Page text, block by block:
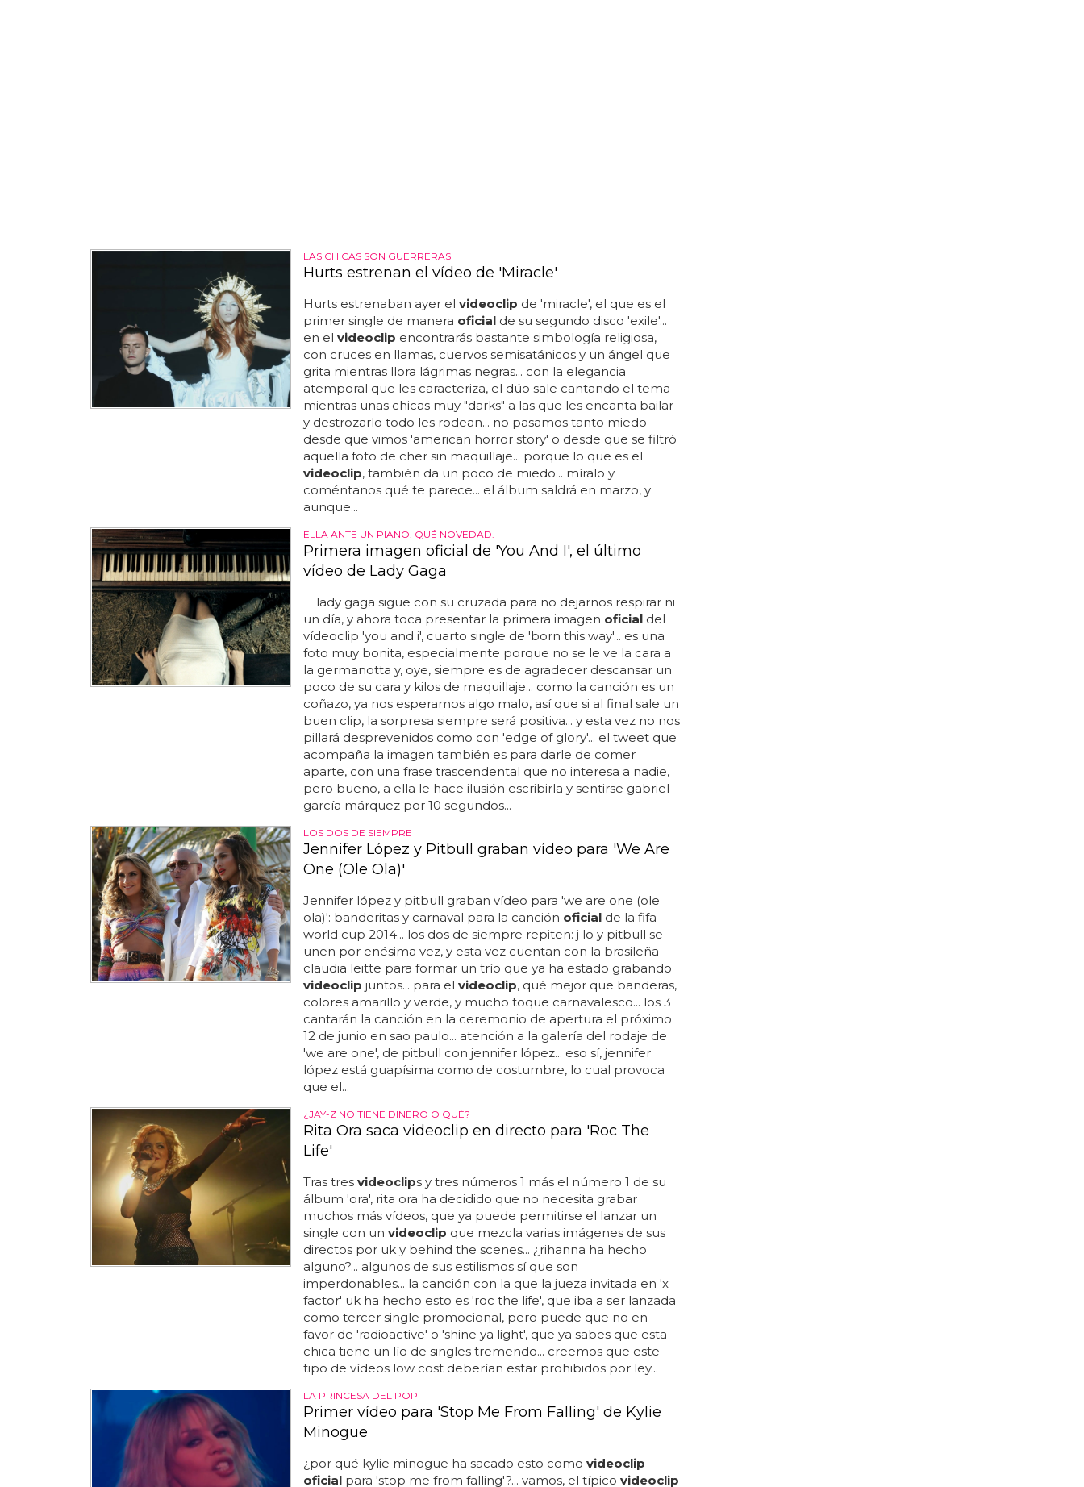
LAS CHICAS SON GUERRERAS
Hurts estrenan el vídeo de 'Miracle'
Hurts estrenaban ayer el videoclip de 'miracle', el que es el
primer single de manera oficialde su segundo disco 'exile'...
en el videoclip encontrarás bastante simbología religiosa,
con cruces en llamas, cuervos semisatánicos y un ángel que
grita mientras llora lágrimas negras... con la elegancia
atemporal que les caracteriza, el dúo sale cantando el tema
mientras unas chicas muy "darks" a las que les encanta bailar
y destrozarlo todo les rodean... no pasamos tanto miedo
desde que vimos 'american horror story' o desde que se filtró
aquella foto de cher sin maquillaje... porque lo que es el
videoclip, también da un poco de miedo... míralo y
coméntanos qué te parece... el álbum saldrá en marzo, y
aunque...
ELLA ANTE UN PIANO. QUÉ NOVEDAD.
Primera imagen oficial de 'You And I', el último
vídeo de Lady Gaga
lady gaga sigue con su cruzada para no dejarnos respirar ni
un día, y ahora toca presentar la primera imagen oficialdel
vídeoclip 'you and i', cuarto single de 'born this way'... es una
foto muy bonita, especialmente porque no se le ve la cara a
la germanotta y, oye, siempre es de agradecer descansar un
poco de su cara y kilos de maquillaje... como la canción es un
coñazo, ya nos esperamos algo malo, así que si al final sale un
buen clip, la sorpresa siempre será positiva... y esta vez no nos
pillará desprevenidos como con 'edge of glory'... el tweet que
acompaña la imagen también es para darle de comer
aparte, con una frase trascendental que no interesa a nadie,
pero bueno, a ella le hace ilusión escribirla y sentirse gabriel
garcía márquez por 10 segundos...
LOS DOS DE SIEMPRE
Jennifer López y Pitbull graban vídeo para 'We Are
One (Ole Ola)'
Jennifer lópez y pitbull graban vídeo para 'we are one (ole
ola)': banderitas y carnaval para la canción oficialde la fifa
world cup 2014... los dos de siempre repiten: j lo y pitbull se
unen por enésima vez, y esta vez cuentan con la brasileña
claudia leitte para formar un trío que ya ha estado grabando
videoclip juntos... para el videoclip, qué mejor que banderas,
colores amarillo y verde, y mucho toque carnavalesco... los 3
cantarán la canción en la ceremonio de apertura el próximo
12 de junio en sao paulo... atención a la galería del rodaje de
'we are one', de pitbull con jennifer lópez... eso sí, jennifer
lópez está guapísima como de costumbre, lo cual provoca
que el...
¿JAY-Z NO TIENE DINERO O QUÉ?
Rita Ora saca videoclip en directo para 'Roc The
Life'
Tras tres videoclips y tres números 1 más el número 1 de su
álbum 'ora', rita ora ha decidido que no necesita grabar
muchos más vídeos, que ya puede permitirse el lanzar un
single con un videoclip que mezcla varias imágenes de sus
directos por uk y behind the scenes... ¿rihanna ha hecho
alguno?... algunos de sus estilismos sí que son
imperdonables... la canción con la que la jueza invitada en 'x
factor' uk ha hecho esto es 'roc the life', que iba a ser lanzada
como tercer single promocional, pero puede que no en
favor de 'radioactive' o 'shine ya light', que ya sabes que esta
chica tiene un lío de singles tremendo... creemos que este
tipo de vídeos low cost deberían estar prohibidos por ley...
LA PRINCESA DEL POP
Primer vídeo para 'Stop Me From Falling' de Kylie
Minogue
¿por qué kylie minogue ha sacado esto como videoclip
oficialpara 'stop me from falling'?... vamos, el típico videoclip